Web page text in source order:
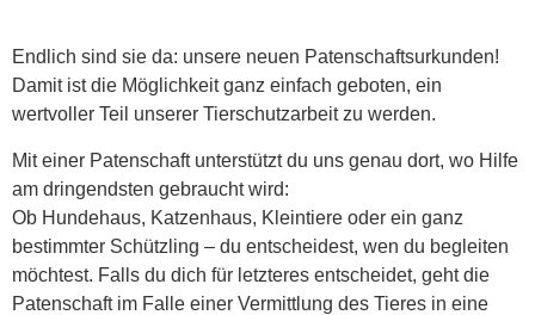
Endlich sind sie da: unsere neuen Patenschaftsurkunden!
Damit ist die Möglichkeit ganz einfach geboten, ein
wertvoller Teil unserer Tierschutzarbeit zu werden.
Mit einer Patenschaft unterstützt du uns genau dort, wo Hilfe
am dringendsten gebraucht wird:
Ob Hundehaus, Katzenhaus, Kleintiere oder ein ganz
bestimmter Schützling – du entscheidest, wen du begleiten
möchtest. Falls du dich für letzteres entscheidet, geht die
Patenschaft im Falle einer Vermittlung des Tieres in eine